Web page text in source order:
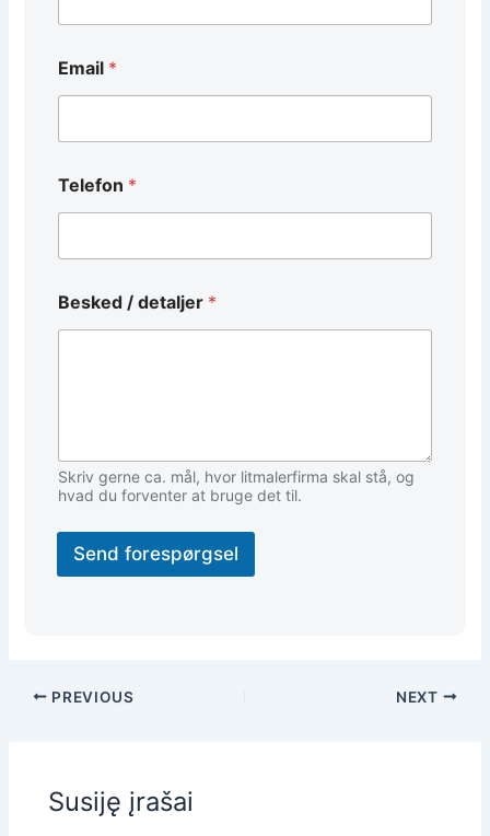
Email *
Telefon *
e
t
e
s
e
T
n
Besked / detaljer *
Skriv gerne ca. mål, hvor litmalerfirma skal stå, og
hvad du forventer at bruge det til.
Send forespørgsel
PREVIOUS NEXT
Susiję įrašai